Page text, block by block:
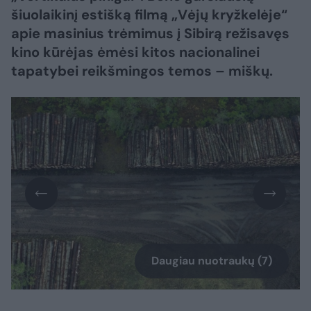
šiuolaikinį estišką filmą „Vėjų kryžkelėje“
apie masinius trėmimus į Sibirą režisavęs
kino kūrėjas ėmėsi kitos nacionalinei
tapatybei reikšmingos temos – miškų.
Daugiau nuotraukų (7)